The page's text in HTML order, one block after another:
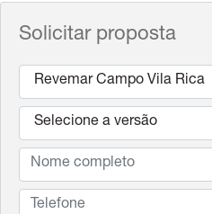
Solicitar proposta